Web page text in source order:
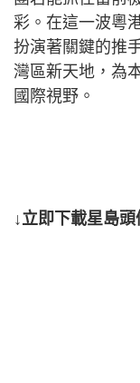
彩。在這一波粵
扮演著關鍵的推
灣區新天地，為
國際視野。
↓立即下載星島